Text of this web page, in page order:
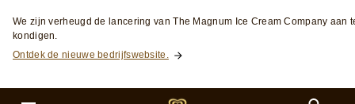
Skip to:
MAIN CONTENT
FOOTER
SEARCH
We zijn verheugd de lancering van The Magnum Ice Cream Company aan
kondigen.
Ontdek de nieuwe bedrijfswebsite.